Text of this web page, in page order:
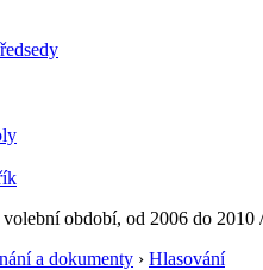
volební období, od 2006 do 2010
a dokumenty › Hlasování